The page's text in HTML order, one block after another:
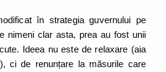
în strategia guvernului pe
nimeni clar asta, prea au fost unii
Ideea nu este de relaxare (aia
ci de renunțare la măsurile care